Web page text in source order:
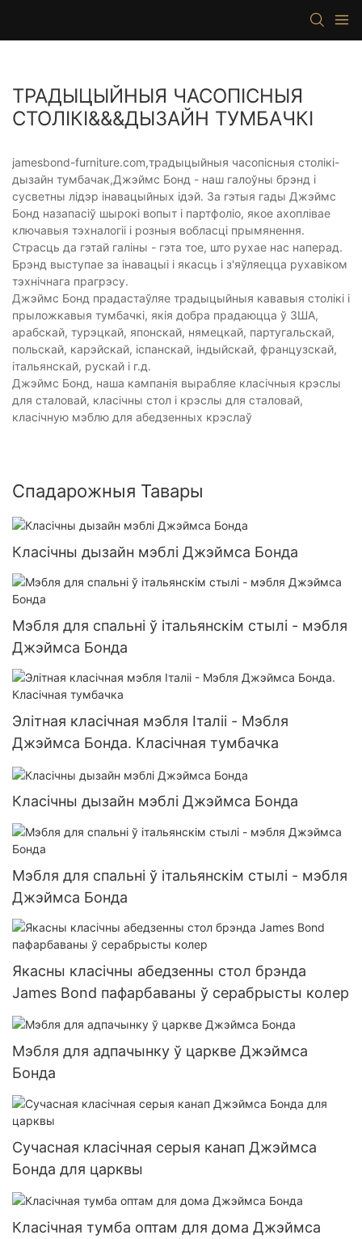
ТРАДЫЦЫЙНЫЯ ЧАСОПІСНЫЯ
СТОЛІКІ&&&ДЫЗАЙН ТУМБАЧКІ
jamesbond-furniture.com,традыцыйныя часопісныя столікі-
дызайн тумбачак,Джэймс Бонд - наш галоўны брэнд і
сусветны лідэр інавацыйных ідэй. За гэтыя гады Джэймс
Бонд назапасіў шырокі вопыт і партфоліо, якое ахоплівае
ключавыя тэхналогіі і розныя вобласці прымянення.
Страсць да гэтай галіны - гэта тое, што рухае нас наперад.
Брэнд выступае за інавацыі і якасць і з'яўляецца рухавіком
тэхнічнага прагрэсу.
Джэймс Бонд прадастаўляе традыцыйныя кававыя столікі і
прыложкавыя тумбачкі, якія добра прадаюцца ў ЗША,
арабскай, турэцкай, японскай, нямецкай, партугальскай,
польскай, карэйскай, іспанскай, індыйскай, французскай,
італьянскай, рускай і г.д.
Джэймс Бонд, наша кампанія вырабляе класічныя крэслы
для сталовай, класічны стол і крэслы для сталовай,
класічную мэблю для абедзенных крэслаў
Спадарожныя Тавары
Класічны дызайн мэблі Джэймса Бонда
Мэбля для спальні ў італьянскім стылі - мэбля
Джэймса Бонда
Элітная класічная мэбля Італіі - Мэбля
Джэймса Бонда. Класічная тумбачка
Класічны дызайн мэблі Джэймса Бонда
Мэбля для спальні ў італьянскім стылі - мэбля
Джэймса Бонда
Якасны класічны абедзенны стол брэнда
James Bond пафарбаваны ў серабрысты колер
Мэбля для адпачынку ў царкве Джэймса
Бонда
Сучасная класічная серыя канап Джэймса
Бонда для царквы
Класічная тумба оптам для дома Джэймса